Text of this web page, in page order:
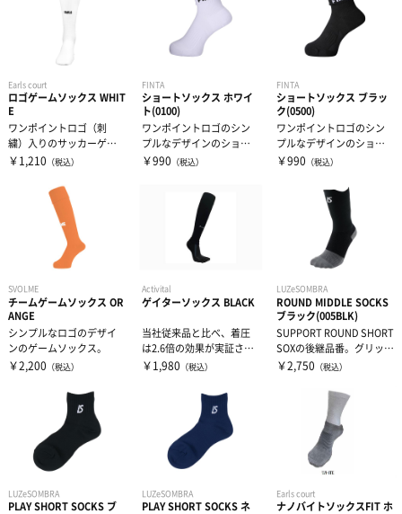
Earls court
ロゴゲームソックス WHIT
E
ワンポイントロゴ（刺
繍）入りのサッカーゲー
ムソックス。
￥1,210 （税込）
FINTA
ショートソックス ホワイ
ト(0100)
ワンポイントロゴのシン
プルなデザインのショー
トソックス。
￥990 （税込）
FINTA
ショートソックス ブラッ
ク(0500)
ワンポイントロゴのシン
プルなデザインのショー
トソックス。
￥990 （税込）
SVOLME
チームゲームソックス OR
ANGE
シンプルなロゴのデザイ
ンのゲームソックス。
￥2,200 （税込）
Activital
ゲイターソックス BLACK
当社従来品と比べ、着圧
は2.6倍の効果が実証され
ています。足首からふく
￥1,980 （税込）
LUZeSOMBRA
ROUND MIDDLE SOCKS
ブラック(005BLK)
SUPPORT ROUND SHORT
SOXの後継品番。グリップ
面積を増やし、...
￥2,750 （税込）
LUZeSOMBRA
PLAY SHORT SOCKS ブ
LUZeSOMBRA
PLAY SHORT SOCKS ネ
Earls court
ナノバイトソックスFIT ホ